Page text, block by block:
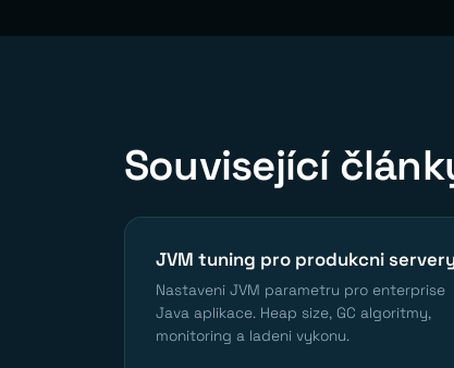
Související
JVM tuning pro produkcni servery
Nastaveni JVM parametru pro enterprise
Java aplikace. Heap size, GC algoritmy,
monitoring a ladeni vykonu.